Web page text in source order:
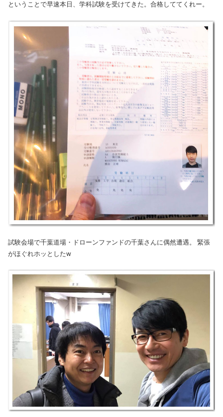
ということで早速本日、学科試験を受けてきた。合格しててくれー。
試験会場で千葉道場・ドローンファンドの千葉さんに偶然遭遇。 緊張
がほぐれホッとしたw